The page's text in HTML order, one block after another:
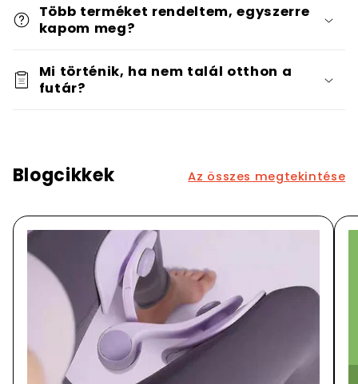
Több terméket rendeltem, egyszerre
kapom meg?
Mi történik, ha nem talál otthon a
futár?
Blogcikkek Az összes megtekintése